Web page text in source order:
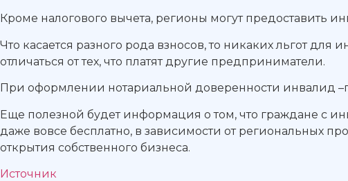
Кроме налогового вычета, регионы могут предоставить
Что касается разного рода взносов, то никаких льгот
отличаться от тех, что платят другие предприниматели.
При оформлении нотариальной доверенности инвалид
Еще полезной будет информация о том, что граждане с
даже вовсе бесплатно, в зависимости от региональных
открытия собственного бизнеса.
Источник